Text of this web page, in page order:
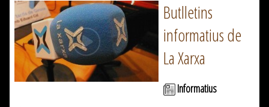
Butlletins
informatius de
La Xarxa
Informatius